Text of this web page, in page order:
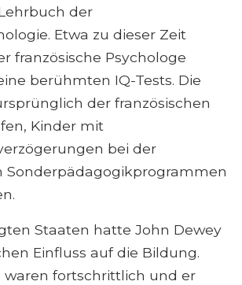
der
Etwa zu dieser Zeit
französische Psychologe
berühmten IQ-Tests. Die
der französischen
Kinder mit
bei der
Sonderpädagogikprogrammen
Staaten hatte John Dewey
Einfluss auf die Bildung.
waren fortschrittlich und er